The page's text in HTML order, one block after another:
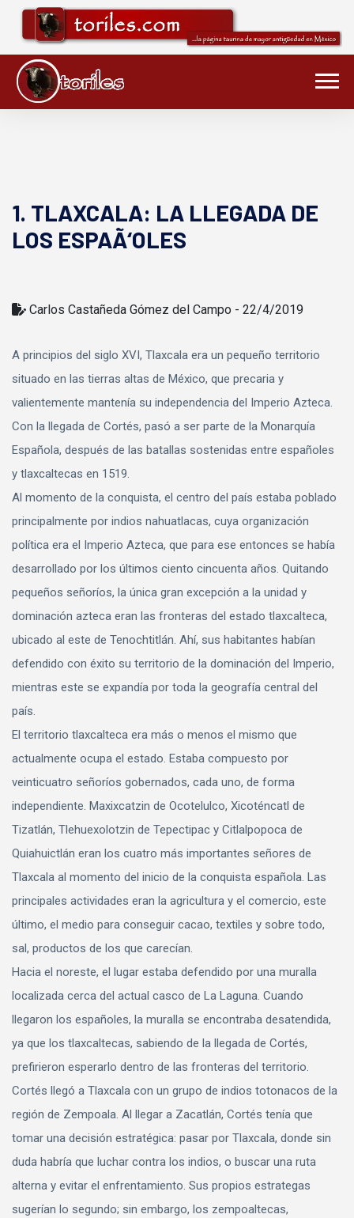
1. TLAXCALA: LA LLEGADA DE
LOS ESPAÃ‘OLES
Carlos Castañeda Gómez del Campo - 22/4/2019
A principios del siglo XVI, Tlaxcala era un pequeño territorio
situado en las tierras altas de México, que precaria y
valientemente mantenía su independencia del Imperio Azteca.
Con la llegada de Cortés, pasó a ser parte de la Monarquía
Española, después de las batallas sostenidas entre españoles
y tlaxcaltecas en 1519.
Al momento de la conquista, el centro del país estaba poblado
principalmente por indios nahuatlacas, cuya organización
política era el Imperio Azteca, que para ese entonces se había
desarrollado por los últimos ciento cincuenta años. Quitando
pequeños señoríos, la única gran excepción a la unidad y
dominación azteca eran las fronteras del estado tlaxcalteca,
ubicado al este de Tenochtitlán. Ahí, sus habitantes habían
defendido con éxito su territorio de la dominación del Imperio,
mientras este se expandía por toda la geografía central del
país.
El territorio tlaxcalteca era más o menos el mismo que
actualmente ocupa el estado. Estaba compuesto por
veinticuatro señoríos gobernados, cada uno, de forma
independiente. Maxixcatzin de Ocotelulco, Xicoténcatl de
Tizatlán, Tlehuexolotzin de Tepectipac y Citlalpopoca de
Quiahuictlán eran los cuatro más importantes señores de
Tlaxcala al momento del inicio de la conquista española. Las
principales actividades eran la agricultura y el comercio, este
último, el medio para conseguir cacao, textiles y sobre todo,
sal, productos de los que carecían.
Hacia el noreste, el lugar estaba defendido por una muralla
localizada cerca del actual casco de La Laguna. Cuando
llegaron los españoles, la muralla se encontraba desatendida,
ya que los tlaxcaltecas, sabiendo de la llegada de Cortés,
prefirieron esperarlo dentro de las fronteras del territorio.
Cortés llegó a Tlaxcala con un grupo de indios totonacos de la
región de Zempoala. Al llegar a Zacatlán, Cortés tenía que
tomar una decisión estratégica: pasar por Tlaxcala, donde sin
duda habría que luchar contra los indios, o buscar una ruta
alterna y evitar el enfrentamiento. Sus propios estrategas
sugerían lo segundo; sin embargo, los zempoaltecas,